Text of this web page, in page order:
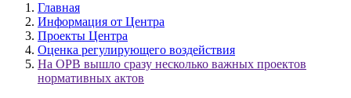
Главная
Информация от Центра
Проекты Центра
Оценка регулирующего воздействия
На ОРВ вышло сразу несколько важных проектов
нормативных актов